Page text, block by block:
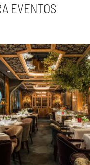
EVENTOS